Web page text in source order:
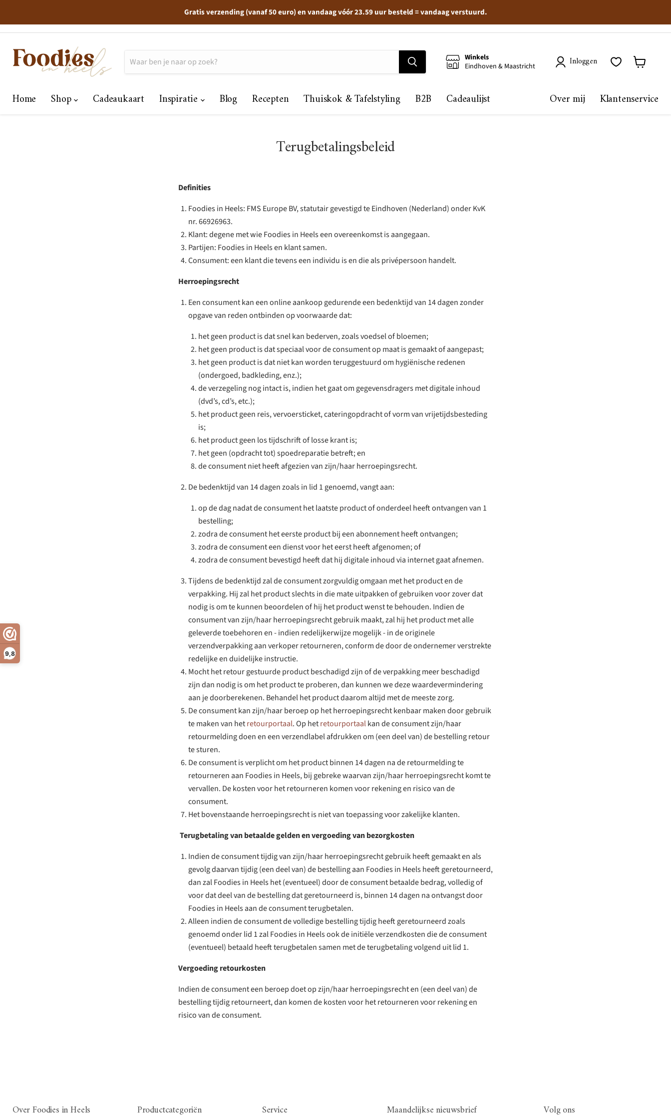
9,8
Gratis verzending (vanaf 50 euro) en vandaag vóór 23.59 uur besteld = vandaag verstuurd.
Winkels
Eindhoven & Maastricht
Inloggen
Home Shop Cadeaukaart Inspiratie Blog Recepten Thuiskok & Tafelstyling B2B Cadeaulijst Over mij Klantenservice
Terugbetalingsbeleid
Definities
Foodies in Heels: FMS Europe BV, statutair gevestigd te Eindhoven (Nederland) onder KvK
nr. 66926963.
Klant: degene met wie Foodies in Heels een overeenkomst is aangegaan.
Partijen: Foodies in Heels en klant samen.
Consument: een klant die tevens een individu is en die als privépersoon handelt.
Herroepingsrecht
Een consument kan een online aankoop gedurende een bedenktijd van 14 dagen zonder
opgave van reden ontbinden op voorwaarde dat:
het geen product is dat snel kan bederven, zoals voedsel of bloemen;
het geen product is dat speciaal voor de consument op maat is gemaakt of aangepast;
het geen product is dat niet kan worden teruggestuurd om hygiënische redenen
(ondergoed, badkleding, enz.);
de verzegeling nog intact is, indien het gaat om gegevensdragers met digitale inhoud
(dvd’s, cd’s, etc.);
het product geen reis, vervoersticket, cateringopdracht of vorm van vrijetijdsbesteding
is;
het product geen los tijdschrift of losse krant is;
het geen (opdracht tot) spoedreparatie betreft; en
de consument niet heeft afgezien van zijn/haar herroepingsrecht.
De bedenktijd van 14 dagen zoals in lid 1 genoemd, vangt aan:
op de dag nadat de consument het laatste product of onderdeel heeft ontvangen van 1
bestelling;
zodra de consument het eerste product bij een abonnement heeft ontvangen;
zodra de consument een dienst voor het eerst heeft afgenomen; of
zodra de consument bevestigd heeft dat hij digitale inhoud via internet gaat afnemen.
Tijdens de bedenktijd zal de consument zorgvuldig omgaan met het product en de
verpakking. Hij zal het product slechts in die mate uitpakken of gebruiken voor zover dat
nodig is om te kunnen beoordelen of hij het product wenst te behouden. Indien de
consument van zijn/haar herroepingsrecht gebruik maakt, zal hij het product met alle
geleverde toebehoren en - indien redelijkerwijze mogelijk - in de originele
verzendverpakking aan verkoper retourneren, conform de door de ondernemer verstrekte
redelijke en duidelijke instructie.
Mocht het retour gestuurde product beschadigd zijn of de verpakking meer beschadigd
zijn dan nodig is om het product te proberen, dan kunnen we deze waardevermindering
aan je doorberekenen. Behandel het product daarom altijd met de meeste zorg.
De consument kan zijn/haar beroep op het herroepingsrecht kenbaar maken door gebruik
te maken van hetretourportaal. Op hetretourportaalkan de consument zijn/haar
retourmelding doen en een verzendlabel afdrukken om (een deel van) de bestelling retour
te sturen.
De consument is verplicht om het product binnen 14 dagen na de retourmelding te
retourneren aan Foodies in Heels, bij gebreke waarvan zijn/haar herroepingsrecht komt te
vervallen. De kosten voor het retourneren komen voor rekening en risico van de
consument.
Het bovenstaande herroepingsrecht is niet van toepassing voor zakelijke klanten.
Terugbetaling van betaalde gelden en vergoeding van bezorgkosten
Indien de consument tijdig van zijn/haar herroepingsrecht gebruik heeft gemaakt en als
gevolg daarvan tijdig (een deel van) de bestelling aan Foodies in Heels heeft geretourneerd,
dan zal Foodies in Heels het (eventueel) door de consument betaalde bedrag, volledig of
voor dat deel van de bestelling dat geretourneerd is, binnen 14 dagen na ontvangst door
Foodies in Heels aan de consument terugbetalen.
Alleen indien de consument de volledige bestelling tijdig heeft geretourneerd zoals
genoemd onder lid 1 zal Foodies in Heels ook de initiële verzendkosten die de consument
(eventueel) betaald heeft terugbetalen samen met de terugbetaling volgend uit lid 1.
Vergoeding retourkosten
Indien de consument een beroep doet op zijn/haar herroepingsrecht en (een deel van) de
bestelling tijdig retourneert, dan komen de kosten voor het retourneren voor rekening en
risico van de consument.
Over Foodies in Heels Productcategoriën Service Maandelijkse nieuwsbrief Volg ons